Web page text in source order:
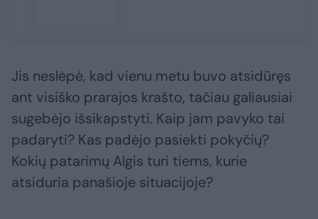
Jis neslėpė, kad vienu metu buvo atsidūręs
ant visiško prarajos krašto, tačiau galiausiai
sugebėjo išsikapstyti. Kaip jam pavyko tai
padaryti? Kas padėjo pasiekti pokyčių?
Kokių patarimų Algis turi tiems, kurie
atsiduria panašioje situacijoje?